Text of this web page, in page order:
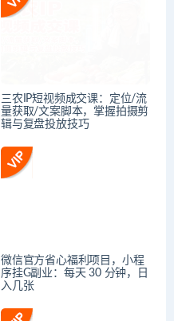
三农IP短视频成交课：定位/流
量获取/文案脚本，掌握拍摄剪
辑与复盘投放技巧
微信官方省心福利项目，小程
序挂G副业：每天 30 分钟，日
入几张